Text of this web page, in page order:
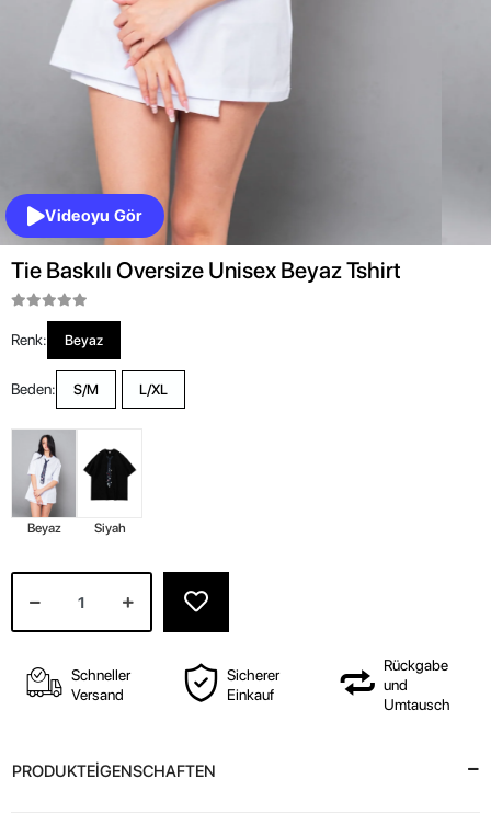
Videoyu Gör
Tie Baskılı Oversize Unisex Beyaz Tshirt
Renk: Beyaz
Beden: S/M L/XL
Beyaz Siyah
Schneller
Versand
Sicherer
Einkauf
Rückgabe
und
Umtausch
PRODUKTEİGENSCHAFTEN